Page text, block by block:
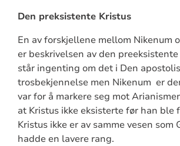
Den preksistente Kristus
En av forskjellene mellom Nikenum
er beskrivelsen av den
står ingenting om det i Den
trosbekjennelse men Nikenum er
var for å markere seg mot
at Kristus ikke eksisterte før han ble
Kristus ikke er av samme vesen som
hadde en lavere rang.